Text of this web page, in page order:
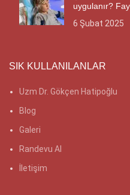
uygulanır?
6 Şubat 2025
SIK KULLANILANLAR
Uzm Dr. Gökçen Hatipoğlu
Blog
Galeri
Randevu Al
İletişim